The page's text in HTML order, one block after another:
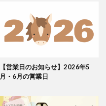
【営業日のお知らせ】2026年5
月・6月の営業日